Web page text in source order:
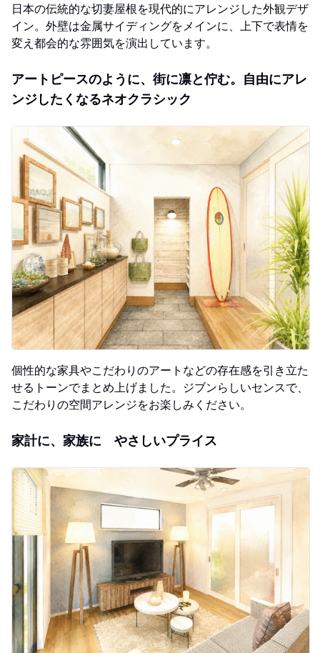
日本の伝統的な切妻屋根を現代的にアレンジした外観デザ
イン。外壁は金属サイディングをメインに、上下で表情を
変え都会的な雰囲気を演出しています。
アートピースのように、街に凛と佇む。自由にアレ
ンジしたくなるネオクラシック
個性的な家具やこだわりのアートなどの存在感を引き立た
せるトーンでまとめ上げました。ジブンらしいセンスで、
こだわりの空間アレンジをお楽しみください。
家計に、家族に やさしいプライス